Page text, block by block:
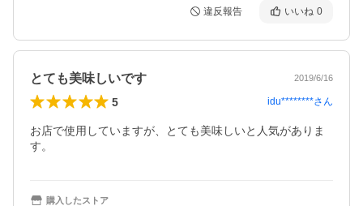
違反報告 いいね 0
とても美味しいです 2019/6/16
5 idu********さん
お店で使用していますが、とても美味しいと人気がありま
す。
購入したストア